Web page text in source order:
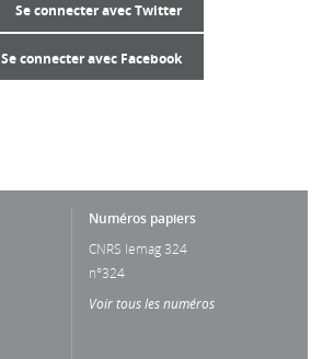
Se connecter avec Twitter
Se connecter avec Facebook
Numéros papiers
CNRS lemag 324
n°324
Voir tous les numéros